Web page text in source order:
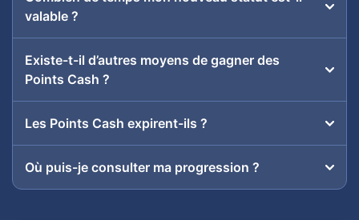
valable ?
Existe-t-il d’autres moyens de gagner des
Points Cash ?
Les Points Cash expirent-ils ?
Où puis-je consulter ma progression ?